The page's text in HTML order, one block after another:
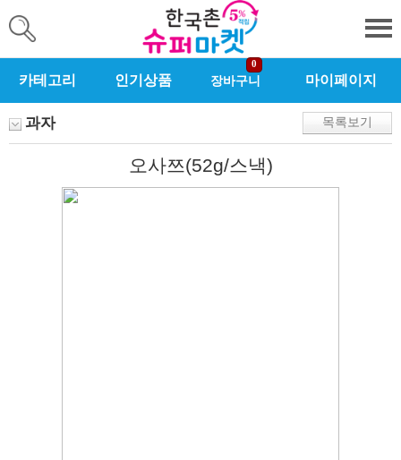
카테고리 인기상품 장바구니
0
마이페이지
과자 목록보기
오사쯔(52g/스낵)